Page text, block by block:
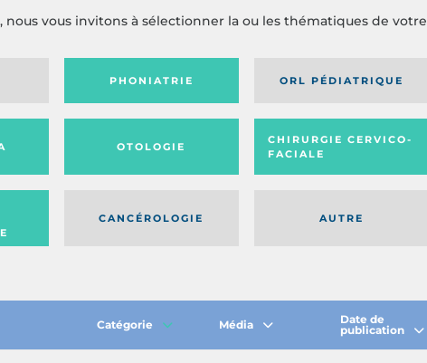
vous invitons à sélectionner la ou les thématiques de votre
PHONIATRIE ORL PÉDIATRIQUE
OTOLOGIE
CHIRURGIE CERVICO-
FACIALE
AUTRE
CANCÉROLOGIE
Catégorie Média
Date de
publication